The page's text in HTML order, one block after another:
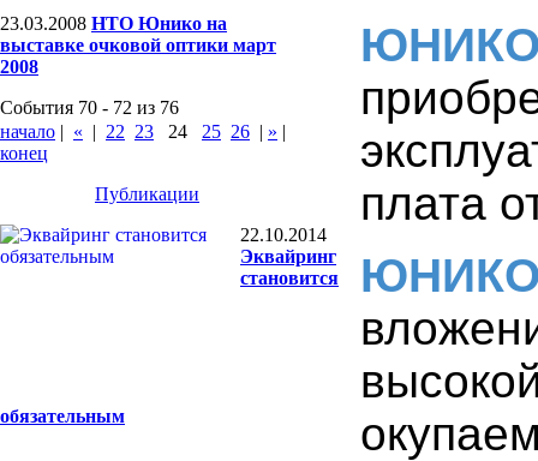
23.03.2008 НТО Юнико на
выставке очковой оптики март
2008
События 70 - 72 из 76
начало | « | 22 23 24 25 26 | » |
конец
Публикации
22.10.2014
Эквайринг
становится
обязательным
плата